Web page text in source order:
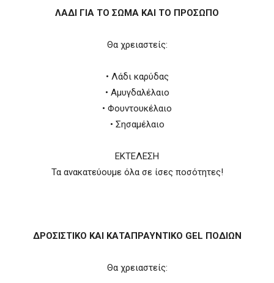
ΛΑΔΙ ΓΙΑ ΤΟ ΣΩΜΑ ΚΑΙ ΤΟ ΠΡΟΣΩΠΟ
Θα χρειαστείς:
• Λάδι καρύδας
• Αμυγδαλέλαιο
• Φουντουκέλαιο
• Σησαμέλαιο
ΕΚΤΕΛΕΣΗ
Τα ανακατεύουμε όλα σε ίσες ποσότητες!
ΔΡΟΣΙΣΤΙΚΟ ΚΑΙ ΚΑΤΑΠΡΑΥΝΤΙΚΟ GEL ΠΟΔΙΩΝ
Θα χρειαστείς: